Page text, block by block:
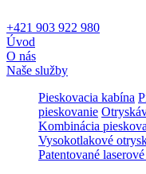
+421 903 922 980
Úvod
O nás
Naše služby
Pieskovacia kabína
pieskovanie
Kombinácia
Vysokotlakové
Patentované